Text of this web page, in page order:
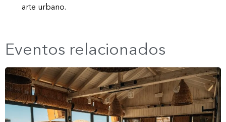
arte urbano.
Eventos relacionados